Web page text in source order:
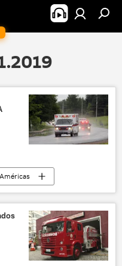
Américas
EUA